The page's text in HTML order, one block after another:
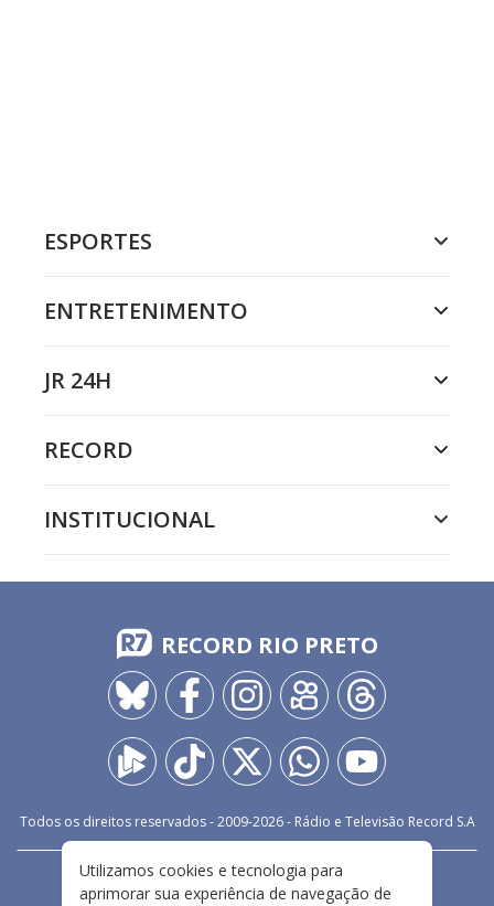
ESPORTES
ENTRETENIMENTO
JR 24H
RECORD
INSTITUCIONAL
RECORD RIO PRETO
Todos os direitos reservados - 2009-2026- Rádio e Televisão Record S.A
FALE CONOSCO
PRIVACIDADE
Utilizamos cookies e tecnologia para
aprimorar sua experiência de navegação de